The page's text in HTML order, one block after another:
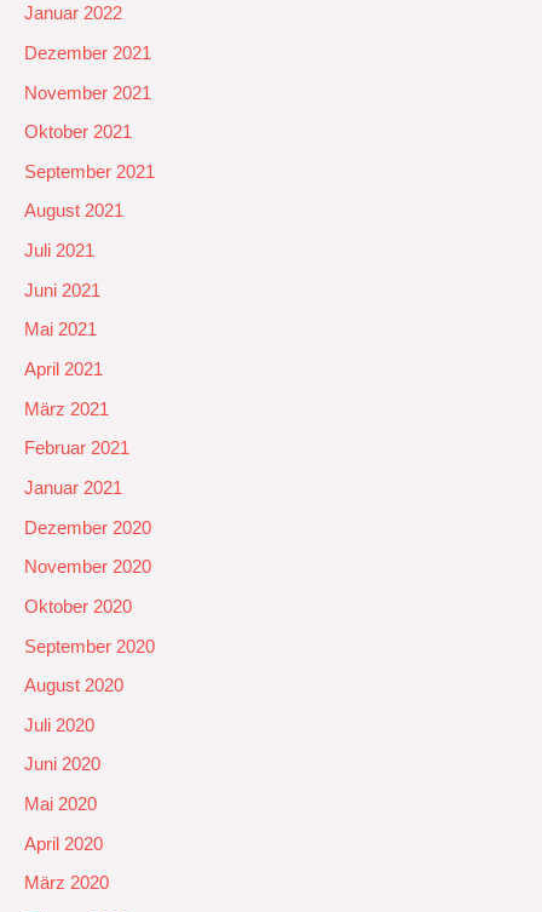
Januar 2022
Dezember 2021
November 2021
Oktober 2021
September 2021
August 2021
Juli 2021
Juni 2021
Mai 2021
April 2021
März 2021
Februar 2021
Januar 2021
Dezember 2020
November 2020
Oktober 2020
September 2020
August 2020
Juli 2020
Juni 2020
Mai 2020
April 2020
März 2020